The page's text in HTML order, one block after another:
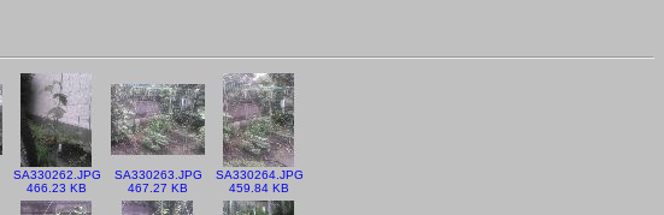
SA330262.JPG
466.23 KB
SA330263.JPG
467.27 KB
SA330264.JPG
459.84 KB